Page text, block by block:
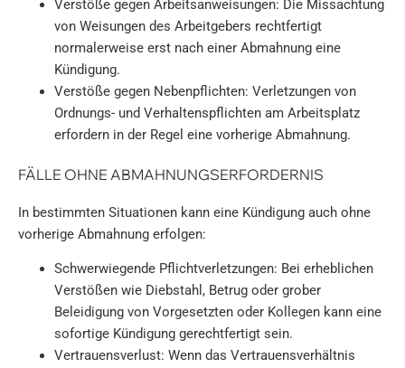
Verstöße gegen Arbeitsanweisungen: Die Missachtung
von Weisungen des Arbeitgebers rechtfertigt
normalerweise erst nach einer Abmahnung eine
Kündigung.
Verstöße gegen Nebenpflichten: Verletzungen von
Ordnungs- und Verhaltenspflichten am Arbeitsplatz
erfordern in der Regel eine vorherige Abmahnung.
FÄLLE OHNE ABMAHNUNGSERFORDERNIS
In bestimmten Situationen kann eine Kündigung auch ohne
vorherige Abmahnung erfolgen:
Schwerwiegende Pflichtverletzungen: Bei erheblichen
Verstößen wie Diebstahl, Betrug oder grober
Beleidigung von Vorgesetzten oder Kollegen kann eine
sofortige Kündigung gerechtfertigt sein.
Vertrauensverlust: Wenn das Vertrauensverhältnis